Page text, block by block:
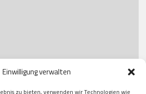
Einwilligung verwalten
zu bieten, verwenden wir Technologien wie